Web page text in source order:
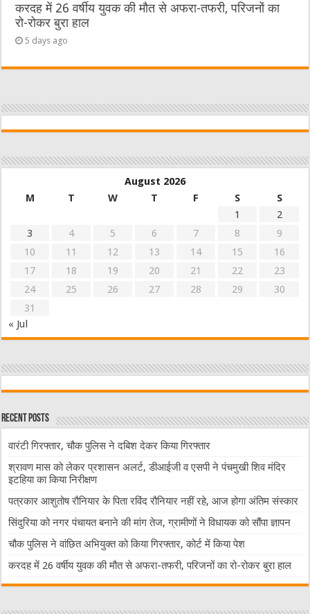
करदह में 26 वर्षीय युवक की मौत से अफरा-तफरी, परिजनों का
रो-रोकर बुरा हाल
5 days ago
August 2026
M
T W T F S
S
1
2
3
4 5 6 7 8
9
10
11 12 13 14 15
16
17
18 19 20 21 22
23
24
25 26 27 28 29
30
31
« Jul
Recent Posts
वारंटी गिरफ्तार, चौक पुलिस ने दबिश देकर किया गिरफ्तार
श्रावण मास को लेकर प्रशासन अलर्ट, डीआईजी व एसपी ने पंचमुखी शिव मंदिर
इटहिया का किया निरीक्षण
पत्रकार आशुतोष रौनियार के पिता रविंद रौनियार नहीं रहे, आज होगा अंतिम संस्कार
सिंदुरिया को नगर पंचायत बनाने की मांग तेज, ग्रामीणों ने विधायक को सौंपा ज्ञापन
चौक पुलिस ने वांछित अभियुक्त को किया गिरफ्तार, कोर्ट में किया पेश
करदह में 26 वर्षीय युवक की मौत से अफरा-तफरी, परिजनों का रो-रोकर बुरा हाल